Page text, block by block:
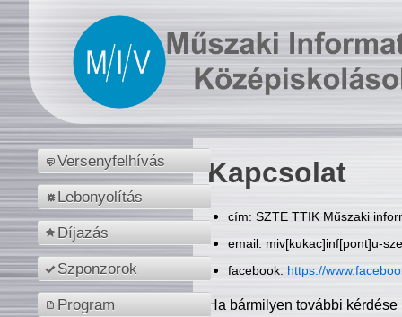
Versenyfelhívás
Lebonyolítás
Díjazás
Szponzorok
Program
Kapcsolat
cím: SZTE TTIK Műszaki
email: miv[kukac]inf[pont]u-
facebook: https://
Ha bármilyen további